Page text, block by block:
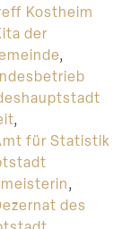
Kostheim
der
,
,
für Statistik
,
des